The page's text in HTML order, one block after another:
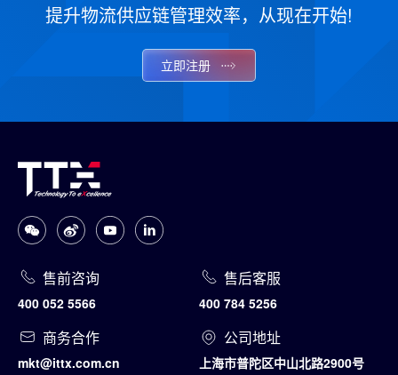
提升物流供应链管理效率，从现在开始!
立即注册
售前咨询
400 052 5566
售后客服
400 784 5256
商务合作
mkt@ittx.com.cn
公司地址
上海市普陀区中山北路2900号